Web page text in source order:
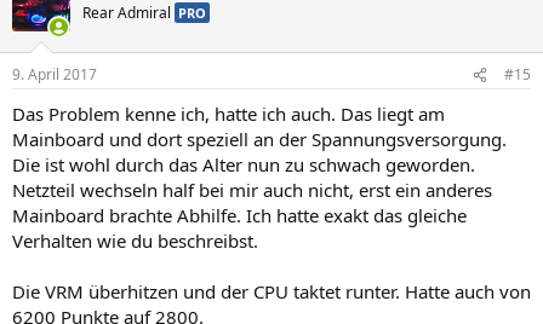
Rear Admiral PRO
9. April 2017 #15
Das Problem kenne ich, hatte ich auch. Das liegt am
Mainboard und dort speziell an der Spannungsversorgung.
Die ist wohl durch das Alter nun zu schwach geworden.
Netzteil wechseln half bei mir auch nicht, erst ein anderes
Mainboard brachte Abhilfe. Ich hatte exakt das gleiche
Verhalten wie du beschreibst.
Die VRM überhitzen und der CPU taktet runter. Hatte auch von
6200 Punkte auf 2800.